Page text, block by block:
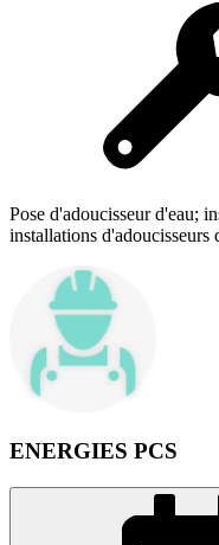
Pose d'adoucisseur d'eau;
installations d'adoucisseurs
ENERGIES PCS